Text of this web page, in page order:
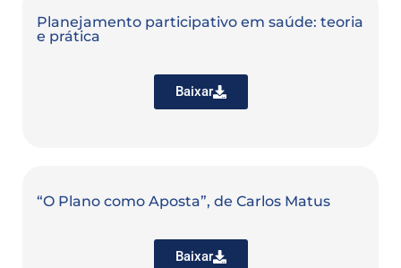
Planejamento participativo em saúde: teoria
e prática
Baixar
“O Plano como Aposta”, de Carlos Matus
Baixar